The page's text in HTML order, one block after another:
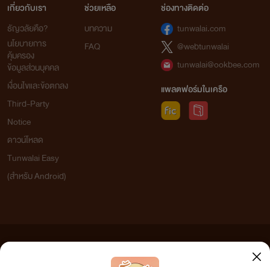
เกี่ยวกับเรา
ธัญวลัยคือ?
นโยบายการ
คุ้มครอง
ข้อมูลส่วนบุคคล
เงื่อนไขและข้อตกลง
Third-Party
Notice
ดาวน์โหลด
Tunwalai Easy
(สำหรับ Android)
ช่วยเหลือ
บทความ
FAQ
ช่องทางติดต่อ
tunwalai.com
@webtunwalai
tunwalai@ookbee.com
แพลตฟอร์มในเครือ
เว็บไซต์แห่งนี้ไม่ได้เห็นด้วยและไม่ขอรับผิดชอบต่อข้อความใดๆ ทั้งสิ้น ดังนั้นผู้อ่านทุกท่านโปรดใช้